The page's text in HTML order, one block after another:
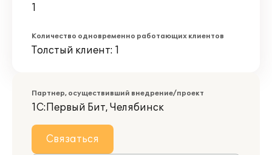
1
Количество одновременно работающих клиентов
Толстый клиент: 1
Партнер, осуществивший внедрение/проект
1С:Первый Бит, Челябинск
Связаться